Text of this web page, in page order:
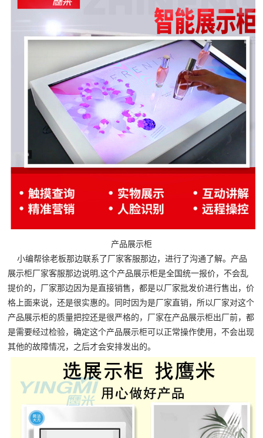
产品展示柜
小编帮徐老板那边联系了厂家客服那边，进行了沟通了解。产品
展示柜厂家客服那边说明,这个产品展示柜是全国统一报价，不会乱
提价的，厂家那边因为是直接销售，都是以厂家批发价进行售出，价
格上面来说，还是很实惠的。同时因为是厂家直销，所以厂家对这个
产品展示柜的质量把控还是很严格的，厂家在产品展示柜出厂前，都
是需要经过检验，确定这个产品展示柜可以正常操作使用，不会出现
其他的故障情况，之后才会安排发出的。